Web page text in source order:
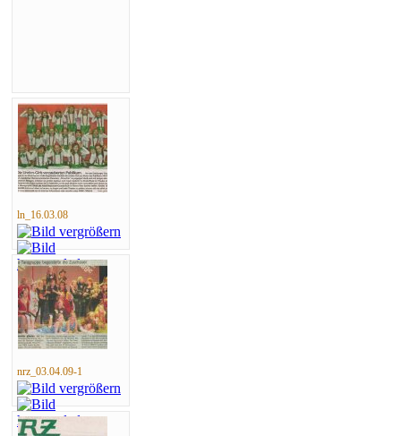
ln_16.03.08
nrz_03.04.09-1